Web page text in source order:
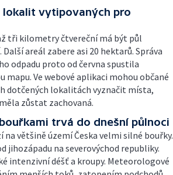
lokalit vytipovaných pro
tři kilometry čtvereční má být půl
areál zabere asi 20 hektarů. Správa
odpadu proto od června spustila
mapu. Ve webové aplikaci mohou občané
dotčených lokalitách vyznačit místa,
zůstat zachovaná.
trvá do dnešní půlnoci
na většině území Česka velmi silné bouřky.
jihozápadu na severovýchod republiky.
intenzivní déšť a kroupy. Meteorologové